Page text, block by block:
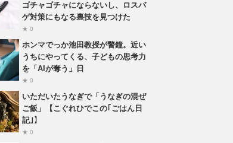
ゴチャゴチャにならないし、ロスバ
ゲ対策にもなる裏技を見つけた
★ 0
ホンマでっか池田教授が警鐘。近い
うちにやってくる、子どもの思考力
を「AIが奪う」日
★ 0
いただいたうなぎで「うなぎの混ぜ
ご飯」【こぐれひでこの｢ごはん日
記｣】
★ 0